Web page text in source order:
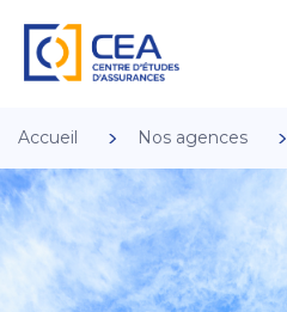
Accueil Nos agences